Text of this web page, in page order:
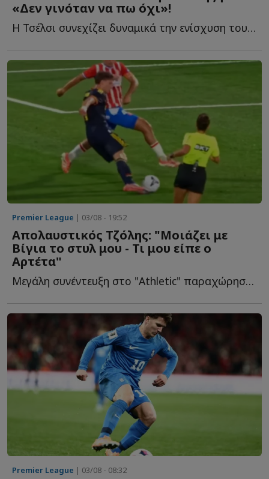
«Δεν γινόταν να πω όχι»!
Η Τσέλσι συνεχίζει δυναμικά την ενίσχυση του ρόστερ τ...
Premier League | 03/08 - 19:52
Απολαυστικός Τζόλης: "Μοιάζει με
Βίγια το στυλ μου - Τι μου είπε ο
Αρτέτα"
Μεγάλη συνέντευξη στο "Athletic" παραχώρησε ο διεθνής εξτρέμ, μ...
Premier League | 03/08 - 08:32